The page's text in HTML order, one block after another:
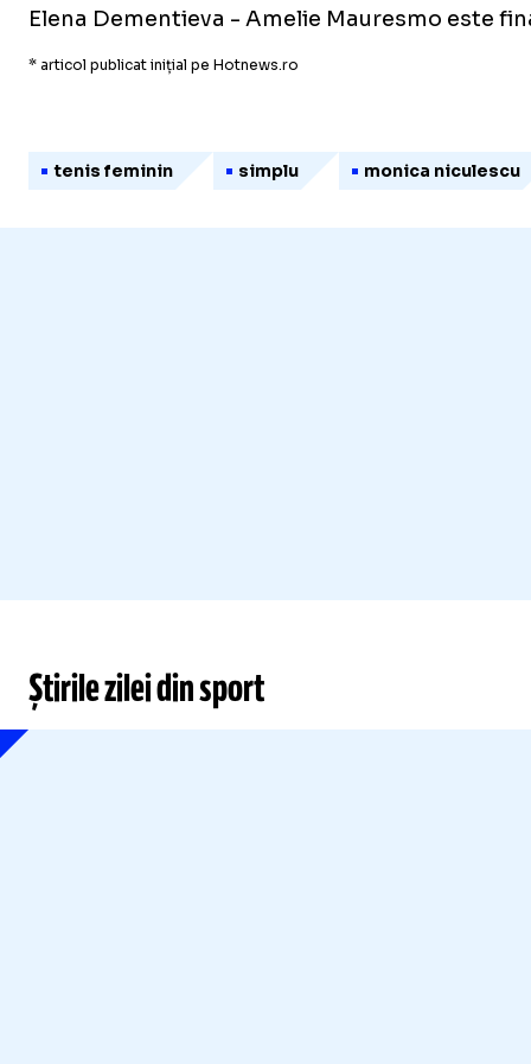
Elena Dementieva - Amelie Mauresmo este
* articol publicat inițial pe Hotnews.ro
tenis feminin simplu monica niculescu
Știrile zilei din sport